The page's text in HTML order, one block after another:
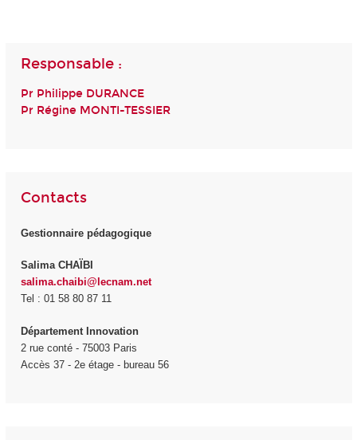
Responsable :
Pr Philippe DURANCE
Pr Régine MONTI-TESSIER
Contacts
Gestionnaire pédagogique
Salima CHAÏBI
salima.chaibi@lecnam.net
Tel : 01 58 80 87 11
Département Innovation
2 rue conté - 75003 Paris
Accès 37 - 2e étage - bureau 56